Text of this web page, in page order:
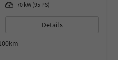
Leistung 70 kW (95 PS)
Details